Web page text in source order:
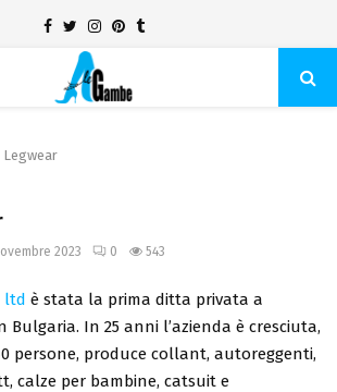
Facebook
TwitterInstagram
Pinterest
Tumblr
Legwear
2023 0 543
ltd è stata la prima ditta privata a
In 25 anni l’azienda è cresciuta,
persone, produce collant, autoreggenti,
calze per bambine, catsuit e